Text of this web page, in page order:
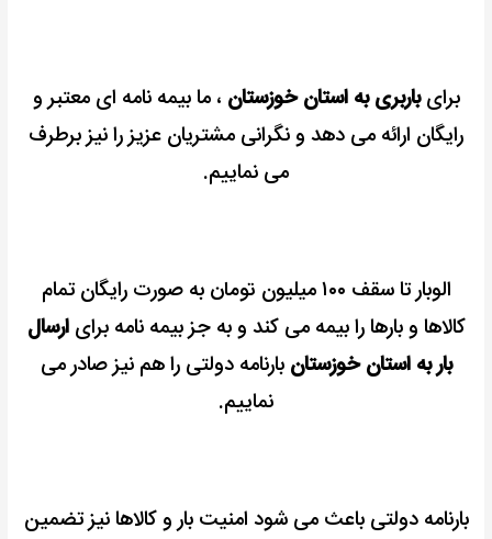
برایباربری به استان خوزستان ، ما بیمه نامه ای معتبر و
رایگان ارائه می دهد و نگرانی مشتریان عزیز را نیز برطرف
می نماییم.
الوبار تا سقف ۱۰۰ میلیون تومان به صورت رایگان تمام
کالاها و بارها را بیمه می کند و به جز بیمه نامه برایارسال
بار به استان خوزستان بارنامه دولتی را هم نیز صادر می
نماییم.
بارنامه دولتی باعث می شود امنیت بار و کالاها نیز تضمین